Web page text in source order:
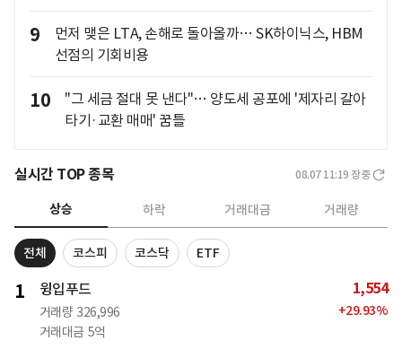
9
먼저 맺은 LTA, 손해로 돌아올까… SK하이닉스, HBM
선점의 기회비용
10
"그 세금 절대 못 낸다"… 양도세 공포에 '제자리 갈아
타기·교환 매매' 꿈틀
실시간 TOP 종목 08.07 11:19 장중
상승 하락 거래대금 거래량
전체 코스피 코스닥 ETF
1 윙입푸드
거래량 326,996
거래대금 5억
1,554
+29.93%